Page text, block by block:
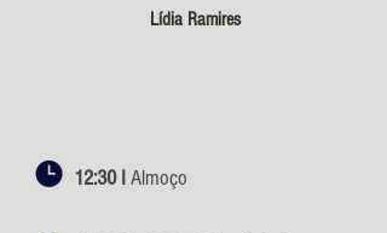
Lídia Ramires
12:30 I Almoço